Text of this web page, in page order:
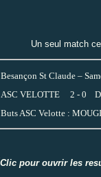
Un seul match
Besançon St Claude –
ASC VELOTTE 2 - 0
Buts ASC Velotte :